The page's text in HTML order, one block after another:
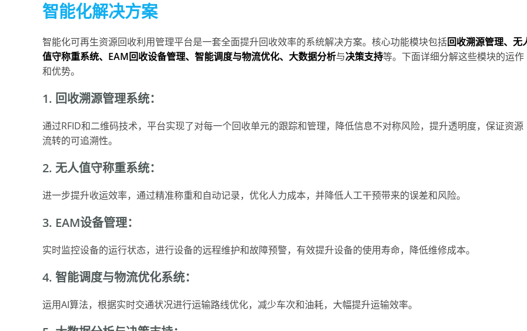
智能化解决方案
智能化可再生资源回收利用管理平台是一套全面提升回收效率的系统解决方案。核心功能模块包括回收溯源管理、无
值守称重系统、EAM回收设备管理、智能调度与物流优化、大数据分析与决策支持等。下面详细分解这些模块的运作
和优势。
1. 回收溯源管理系统：
通过RFID和二维码技术，平台实现了对每一个回收单元的跟踪和管理，降低信息不对称风险，提升透明度，保证资源
流转的可追溯性。
2. 无人值守称重系统：
进一步提升收运效率，通过精准称重和自动记录，优化人力成本，并降低人工干预带来的误差和风险。
3. EAM设备管理：
实时监控设备的运行状态，进行设备的远程维护和故障预警，有效提升设备的使用寿命，降低维修成本。
4. 智能调度与物流优化系统：
运用AI算法，根据实时交通状况进行运输路线优化，减少车次和油耗，大幅提升运输效率。